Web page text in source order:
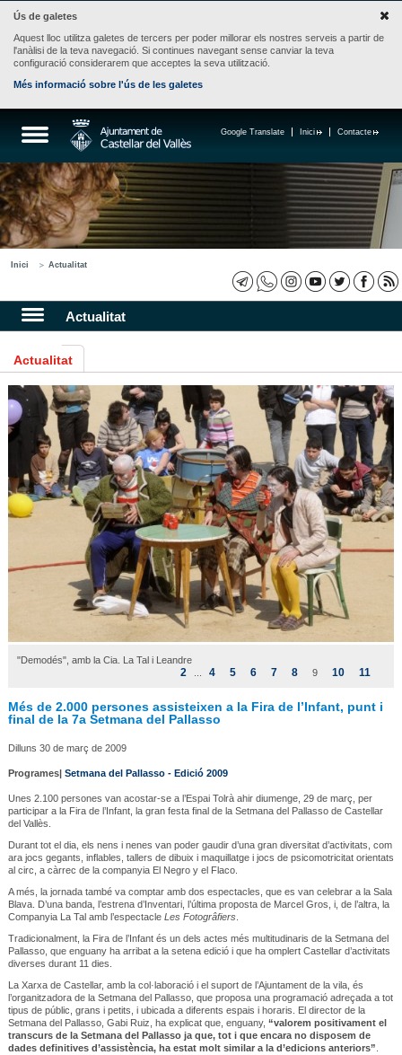
Ús de galetes
Aquest lloc utilitza galetes de tercers per poder millorar els nostres serveis a partir de
l'anàlisi de la teva navegació. Si continues navegant sense canviar la teva
configuració considerarem que acceptes la seva utilització.
Més informació sobre l'ús de les galetes
Contacte
Inici
Google Translate
Inici Actualitat
Actualitat
Actualitat
"Demodés", amb la Cia. La Tal i Leandre
2 4 5 6 7 8 9 10 11
Més de 2.000 persones assisteixen a la Fira de l’Infant, punt i
final de la 7a Setmana del Pallasso
Dilluns 30 de març de 2009
Programes| Setmana del Pallasso - Edició 2009
Unes 2.100 persones van acostar-se a l’Espai Tolrà ahir diumenge, 29 de març, per
participar a la Fira de l’Infant, la gran festa final de la Setmana del Pallasso de Castellar
del Vallès.
Durant tot el dia, els nens i nenes van poder gaudir d’una gran diversitat d’activitats, com
ara jocs gegants, inflables, tallers de dibuix i maquillatge i jocs de psicomotricitat orientats
al circ, a càrrec de la companyia El Negro y el Flaco.
A més, la jornada també va comptar amb dos espectacles, que es van celebrar a la Sala
Blava. D’una banda, l’estrena d’Inventari, l’última proposta de Marcel Gros, i, de l’altra, la
Companyia La Tal amb l’espectacle Les Fotogrâfiers.
Tradicionalment, la Fira de l’Infant és un dels actes més multitudinaris de la Setmana del
Pallasso, que enguany ha arribat a la setena edició i que ha omplert Castellar d’activitats
diverses durant 11 dies.
La Xarxa de Castellar, amb la col·laboració i el suport de l’Ajuntament de la vila, és
l’organitzadora de la Setmana del Pallasso, que proposa una programació adreçada a tot
tipus de públic, grans i petits, i ubicada a diferents espais i horaris. El director de la
Setmana del Pallasso, Gabi Ruiz, ha explicat que, enguany, “valorem positivament el
transcurs de la Setmana del Pallasso ja que, tot i que encara no disposem de
dades definitives d’assistència, ha estat molt similar a la d’edicions anteriors”